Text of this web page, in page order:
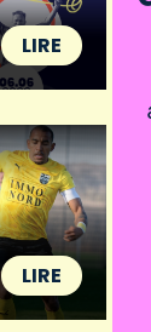
LIRE
LIRE